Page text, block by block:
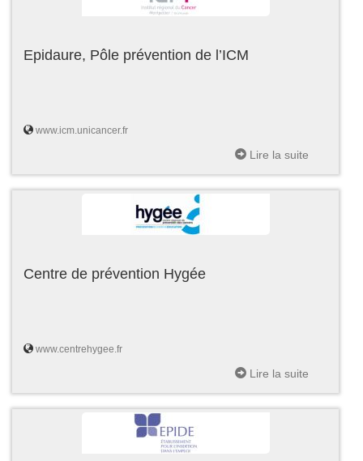
Epidaure, Pôle prévention de l’ICM
www.icm.unicancer.fr
Lire la suite
Centre de prévention Hygée
www.centrehygee.fr
Lire la suite